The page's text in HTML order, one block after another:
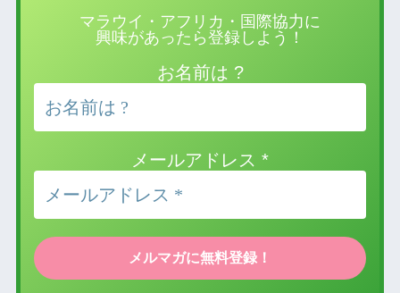
マラウイ・アフリカ・国際協力に
興味があったら登録しよう！
お名前は ?
メールアドレス *